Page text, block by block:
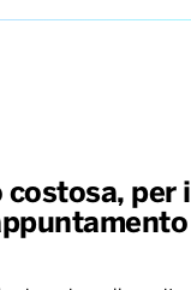
costosa, per i